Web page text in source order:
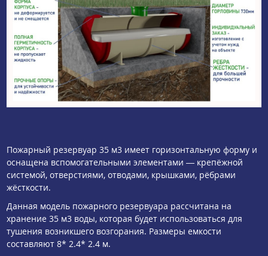
Пожарный резервуар 35 м3 имеет горизонтальную форму и
оснащена вспомогательными элементами — крепёжной
системой, отверстиями, отводами, крышками, рёбрами
жёсткости.
Данная модель пожарного резервуара рассчитана на
хранение 35 м3 воды, которая будет использоваться для
тушения возникшего возгорания. Размеры емкости
составляют 8* 2.4* 2.4 м.